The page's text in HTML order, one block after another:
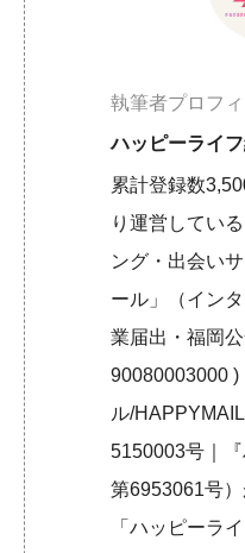
執筆者プロフ
ハッピーライ
累計登録数
り運営してい
ング・出会い
ール」（イン
業届出・福岡
90080003000 )
ル/
5150003号｜
第6953061号
「ハッピーラ